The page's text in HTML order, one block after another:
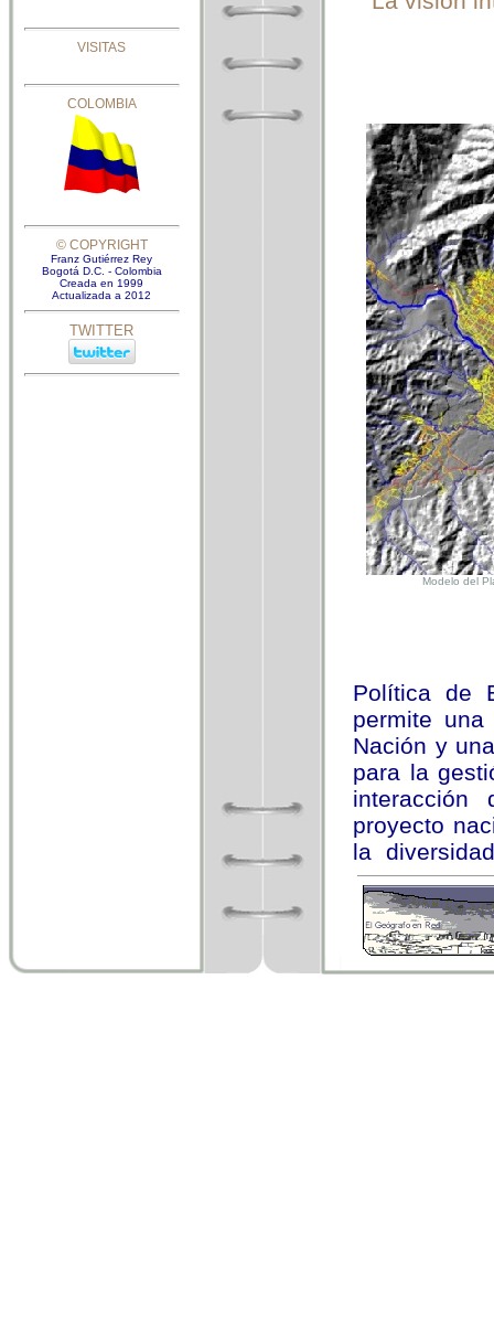
VISITAS
COLOMBIA
© COPYRIGHT
Franz Gutiérrez Rey
Bogotá D.C. - Colombia
Creada en 1999
Actualizada a 2012
TWITTER